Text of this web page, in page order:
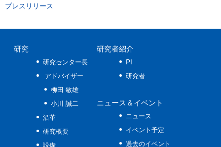
プレスリリース
研究
研究センター長
アドバイザー
柳田 敏雄
小川 誠二
沿革
研究概要
設備
研究者紹介
PI
研究者
ニュース ＆イベント
ニュース
イベント予定
過去のイベント